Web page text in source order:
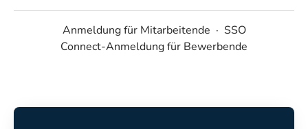
Anmeldung für Mitarbeitende · SSO
Connect-Anmeldung für Bewerbende